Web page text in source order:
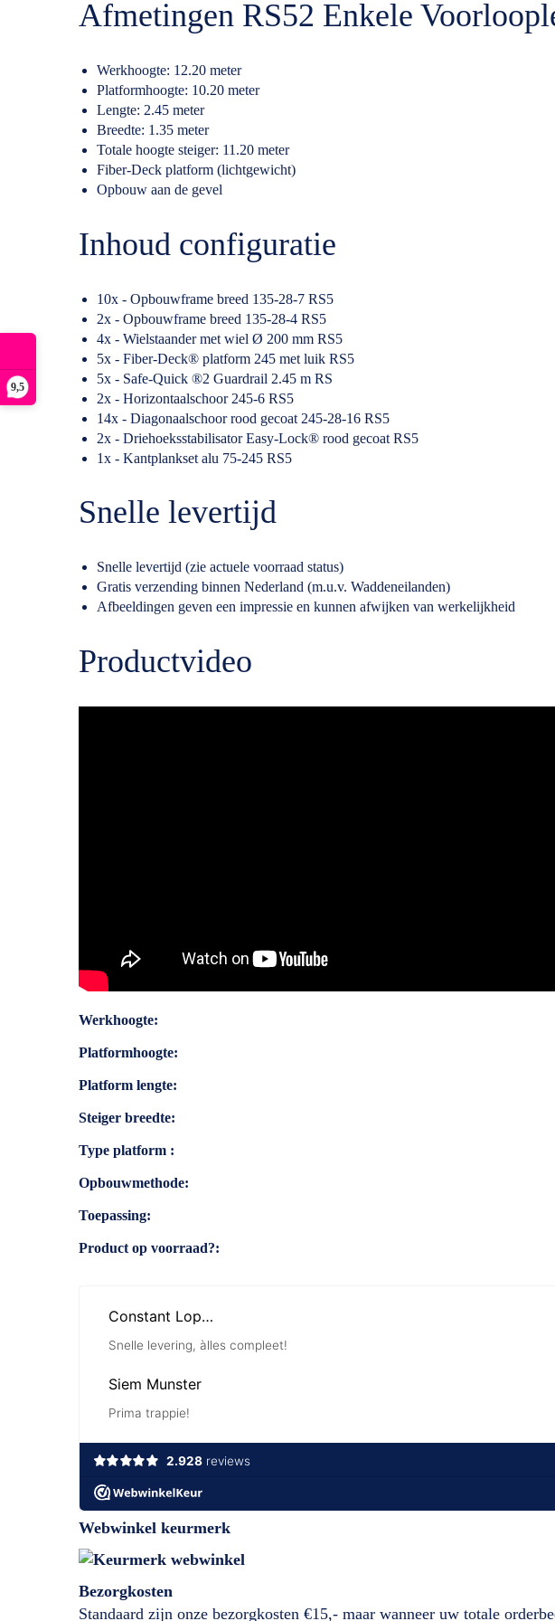
9,5
Afmetingen RS52 Enkele
Werkhoogte: 12.20 meter
Platformhoogte: 10.20 meter
Lengte: 2.45 meter
Breedte: 1.35 meter
Totale hoogte steiger: 11.20 meter
Fiber-Deck platform (lichtgewicht)
Opbouw aan de gevel
Inhoud configuratie
10x - Opbouwframe breed 135-28-7 RS5
2x - Opbouwframe breed 135-28-4 RS5
4x - Wielstaander met wiel Ø 200 mm RS5
5x - Fiber-Deck® platform 245 met luik RS5
5x - Safe-Quick ®2 Guardrail 2.45 m RS
2x - Horizontaalschoor 245-6 RS5
14x - Diagonaalschoor rood gecoat 245-28-16 RS5
2x - Driehoeksstabilisator Easy-Lock® rood gecoat RS5
1x - Kantplankset alu 75-245 RS5
Snelle levertijd
Snelle levertijd (zie actuele voorraad status)
Gratis verzending binnen Nederland (m.u.v. Waddeneilanden)
Afbeeldingen geven een impressie en kunnen afwijken van werkelijkheid
Productvideo
Specificaties
Werkhoogte
Platformhoogte
Platform lengte
Steiger breedte
Type platform
Opbouwmethode
Toepassing
Product op voorraad?
Webwinkel keurmerk
Bezorgkosten
Standaard zijn onze bezorgkosten €15,- maar wanneer uw totale